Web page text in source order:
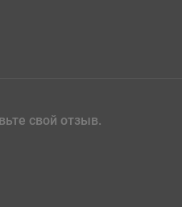
свой отзыв.